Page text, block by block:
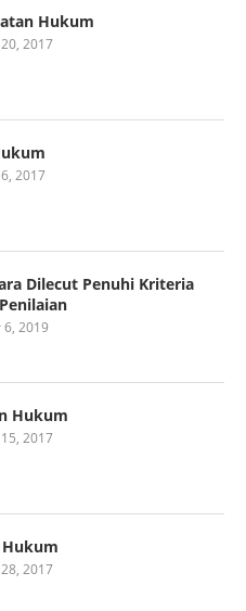
Hukum
2017
2017
Dilecut Penuhi Kriteria
2019
Hukum
2017
Hukum
2017